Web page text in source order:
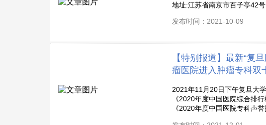
地址:江苏省南京市百子亭42
发布时间：2021-10-09
【特别报道】最新“复
瘤医院进入肿瘤专科双
2021年11月20日下午复旦大
《2020年度中国医院综合排
《2020年度中国医院专科声